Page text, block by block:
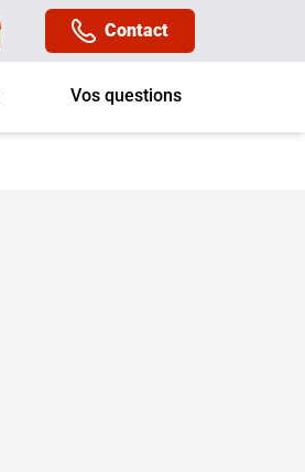
Contact
Vos questions